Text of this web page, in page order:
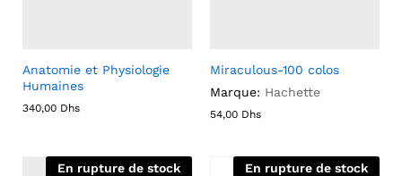
Anatomie et Physiologie
Humaines
340,00 Dhs
Miraculous-100 colos
Marque: Hachette
54,00 Dhs
En rupture de stock En rupture de stock